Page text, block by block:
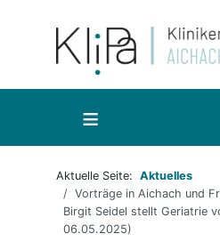
≡
Aktuelle Seite: Aktuelles
Vorträge in Aichach und
Birgit Seidel stellt Geriatrie
06.05.2025)